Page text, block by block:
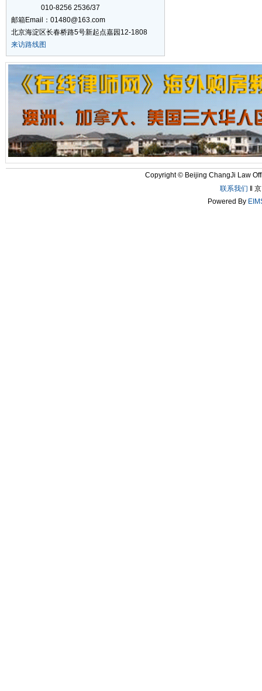
010-8256 2536/37
邮箱Email：01480@163.com
北京海淀区长春桥路5号新起点嘉园12-1808
来访路线图
Copyright © Beijing ChangJi Law
联系我们 ‖
Powered By